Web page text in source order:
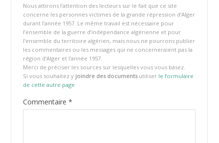
Nous attirons l’attention des lecteurs sur le fait que ce site
concerne les personnes victimes de la grande répression d’Alger
durant l’année 1957. Le même travail est nécessaire pour
l’ensemble de la guerre d’indépendance algérienne et pour
l’ensemble du territoire algérien, mais nous ne pourrons publier
les commentaires ou les messages qui ne concerneraient pas la
région d’Alger et l’année 1957.
Merci de préciser les sources sur lesquelles vous vous basez.
Si vous souhaitez y joindre des documentsutiliser le formulaire
de cette autre page
Commentaire *